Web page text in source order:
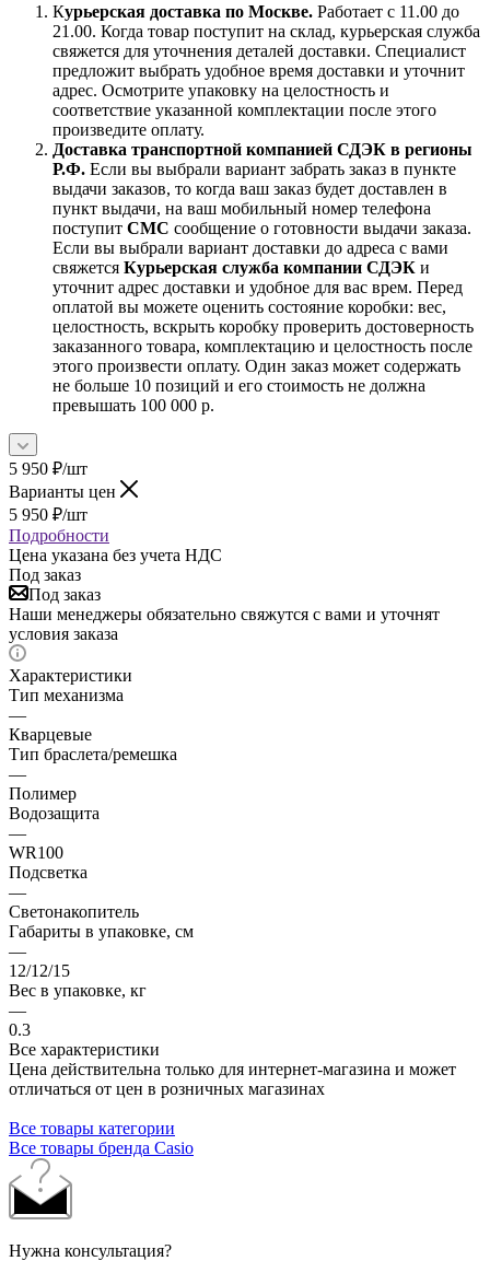
Курьерская доставка по Москве. Работает с 11.00 до
21.00. Когда товар поступит на склад, курьерская служба
свяжется для уточнения деталей доставки. Специалист
предложит выбрать удобное время доставки и уточнит
адрес. Осмотрите упаковку на целостность и
соответствие указанной комплектации после этого
произведите оплату.
Доставка транспортной компанией СДЭК в регионы
Р.Ф. Если вы выбрали вариант забрать заказ в пункте
выдачи заказов, то когда ваш заказ будет доставлен в
пункт выдачи, на ваш мобильный номер телефона
поступит СМС сообщение о готовности выдачи заказа.
Если вы выбрали вариант доставки до адреса с вами
свяжется Курьерская служба компании СДЭК и
уточнит адрес доставки и удобное для вас врем. Перед
оплатой вы можете оценить состояние коробки: вес,
целостность, вскрыть коробку проверить достоверность
заказанного товара, комплектацию и целостность после
этого произвести оплату. Один заказ может содержать
не больше 10 позиций и его стоимость не должна
превышать 100 000 р.
5 950 ₽/шт
Варианты цен
5 950 ₽/шт
Подробности
Цена указана без учета НДС
Под заказ
Под заказ
Наши менеджеры обязательно свяжутся с вами и уточнят
условия заказа
Характеристики
Тип механизма
—
Кварцевые
Тип браслета/ремешка
—
Полимер
Водозащита
—
WR100
Подсветка
—
Светонакопитель
Габариты в упаковке, см
—
12/12/15
Вес в упаковке, кг
—
0.3
Все характеристики
Цена действительна только для интернет-магазина и может
отличаться от цен в розничных магазинах
Все товары категории
Все товары бренда Casio
Нужна консультация?